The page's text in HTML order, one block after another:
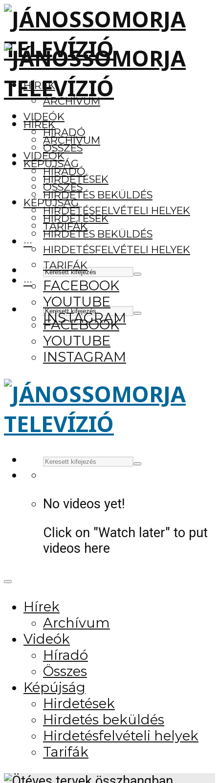
HÍREK
ARCHÍVUM
VIDEÓK
HÍRADÓ
ÖSSZES
KÉPÚJSÁG
HIRDETÉSEK
HIRDETÉS BEKÜLDÉS
HIRDETÉSFELVÉTELI HELYEK
TARIFÁK
···
FACEBOOK
YOUTUBE
INSTAGRAM
HÍREK
ARCHÍVUM
VIDEÓK
HÍRADÓ
ÖSSZES
KÉPÚJSÁG
HIRDETÉSEK
HIRDETÉS BEKÜLDÉS
HIRDETÉSFELVÉTELI HELYEK
TARIFÁK
···
FACEBOOK
YOUTUBE
INSTAGRAM
No videos yet!
Click on "Watch later" to put
videos here
Hírek
Archívum
Videók
Híradó
Összes
Képújság
Hirdetések
Hirdetés beküldés
Hirdetésfelvételi helyek
Tarifák